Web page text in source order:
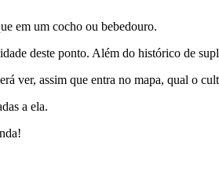
em um cocho ou bebedouro.
deste ponto. Além do histórico de
ver, assim que entra no mapa, qual o
a ela.